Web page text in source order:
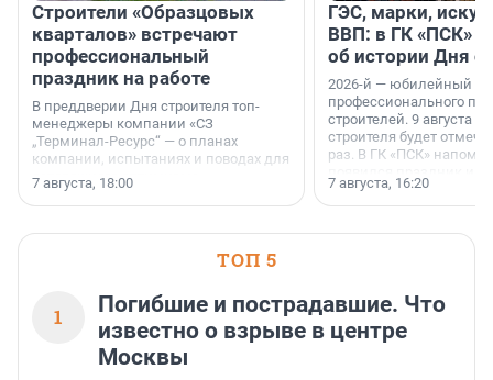
Строители «Образцовых
кварталов» встречают
профессиональный
праздник на работе
В преддверии Дня строителя топ-
менеджеры компании «СЗ
„Терминал-Ресурс“ — о планах
компании, испытаниях и поводах для
осторожного оптимизма.
7 августа, 18:00
ГЭС, марки,
ВВП: в ГК «ПСК»
об истории Дня
2026-й — юбилейный
профессионального
строителей. 9 августа
строителя будет
раз. В ГК «ПСК»
поменялась роль
7 августа, 16:20
ТОП 5
1
Погибшие и пострадавшие. Что
известно о взрыве в центре
Москвы